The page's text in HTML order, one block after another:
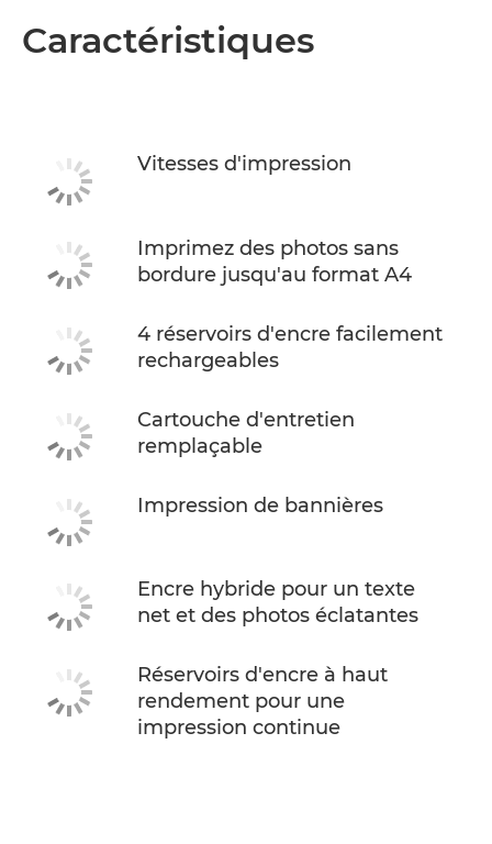
ACHETER DE L'ENCRE
Caractéristiques
Vitesses d'impression
Imprimez des photos sans
bordure jusqu'au format A4
4 réservoirs d'encre facilement
rechargeables
Cartouche d'entretien
remplaçable
Impression de bannières
Encre hybride pour un texte
net et des photos éclatantes
Réservoirs d'encre à haut
rendement pour une
impression continue